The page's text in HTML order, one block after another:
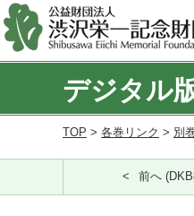
デジタル
TOP > 各巻リンク > 別
前へ